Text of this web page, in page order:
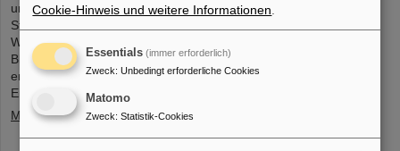
und Forschung (BMBF), auf dem GSI/FAIR-Campus. Die
Staatssekretärin wurde von Professor Paolo Giubellino,
Wissenschaftlicher Geschäftsführer von GSI und FAIR, und Jörg
Blaurock, Technischer Geschäftsführer von GSI und FAIR,
empfangen. Bei ihrem Besuch erhielt sie einen umfassenden
Einblick über die wissenschaftlichen…
Mehr »
Cookie-Hinweis und weitere Informationen
Essentials (immer erforderlich)
Zweck: Unbedingt erforderliche Cookies
Matomo
Zweck: Statistik-Cookies